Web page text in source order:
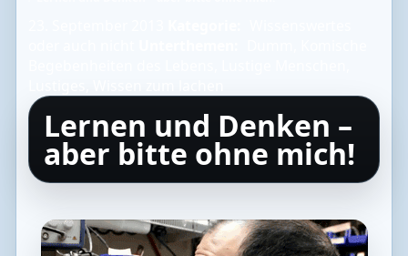
Lernen und Denken –
aber bitte ohne mich!